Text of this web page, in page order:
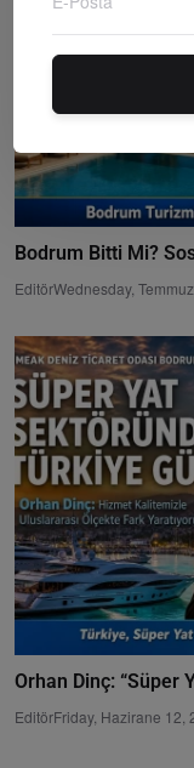
Bodrum Bitti Mi?
EditörWednesday,
Orhan Dinç: “Süper
EditörFriday, Hazirane 12,